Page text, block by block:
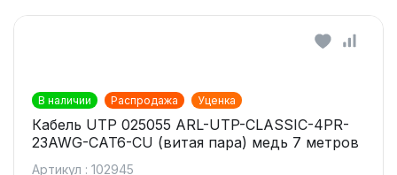
В наличии Распродажа Уценка
Кабель UTP 025055 ARL-UTP-CLASSIC-4PR-
23AWG-CAT6-CU (витая пара) медь 7 метров
Артикул : 102945